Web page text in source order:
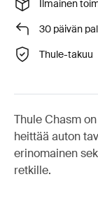
Ilmainen
30 päivän
Thule-takuu
Thule Chasm
heittää auton
erinomainen
retkille.